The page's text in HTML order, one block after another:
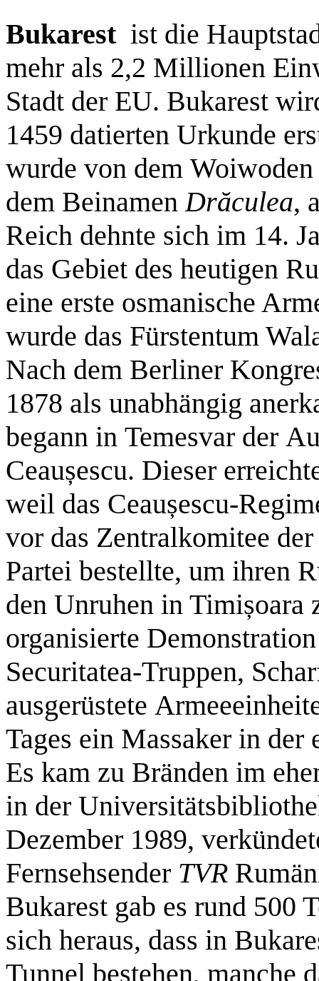
Bukarestist die
mehr als 2,2 Millionen
Stadt der EU. Bukarest
1459 datierten Urkunde
wurde von dem
dem BeinamenDrăculea,
Reich dehnte sich im 14.
das Gebiet des heutigen
eine erste osmanische
wurde das Fürstentum
Nach dem Berliner
1878 als unabhängig
begann in Temesvar der
Ceaușescu. Dieser
weil das Ceaușescu-
vor das Zentralkomitee
Partei bestellte, um ihren
den Unruhen in Timișoara
organisierte
Securitatea-Truppen,
ausgerüstete
Tages ein Massaker in der
Es kam zu Bränden im
in der
Dezember 1989,
Fernsehsender TVR
Bukarest gab es rund 500
sich heraus, dass in
Tunnel bestehen, manche